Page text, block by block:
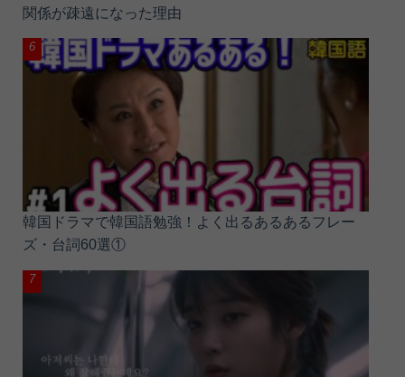
関係が疎遠になった理由
韓国ドラマで韓国語勉強！よく出るあるあるフレー
ズ・台詞60選①